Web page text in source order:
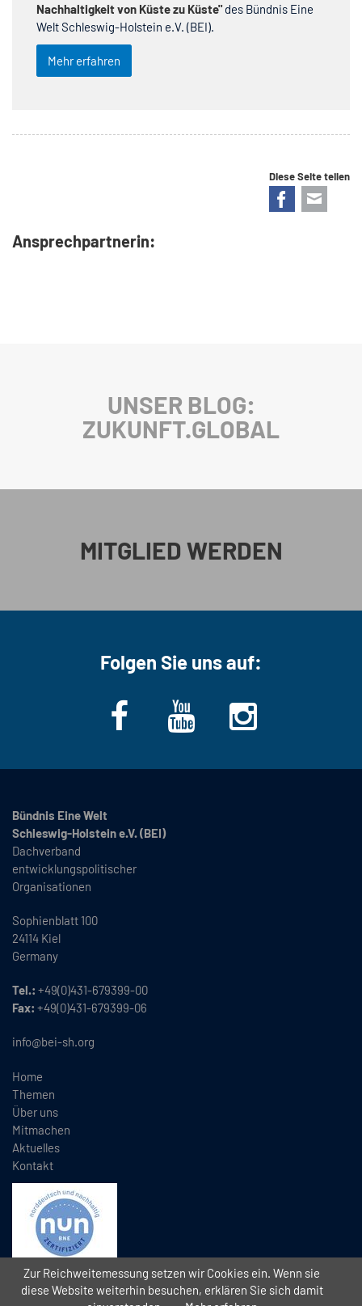
Nachhaltigkeit von Küste zu Küste"des Bündnis Eine
Welt Schleswig-Holstein e.V. (BEI).
Mehr erfahren
Diese Seite teilen
Facebook
Ansprechpartnerin:
UNSER BLOG:
ZUKUNFT.GLOBAL
MITGLIED WERDEN
Folgen Sie uns auf:
Bündnis Eine Welt
Schleswig-Holstein e.V. (BEI)
Dachverband
entwicklungspolitischer
Organisationen
Sophienblatt 100
24114 Kiel
Germany
Tel.: +49(0)431-679399-00
Fax: +49(0)431-679399-06
info@bei-sh.org
Home
Themen
Über uns
Mitmachen
Aktuelles
Kontakt
Zur Reichweitemessung setzen wir Cookies ein. Wenn sie
diese Website weiterhin besuchen, erklären Sie sich damit